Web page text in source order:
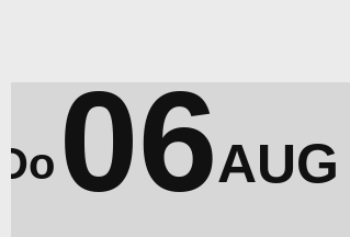
06AUG